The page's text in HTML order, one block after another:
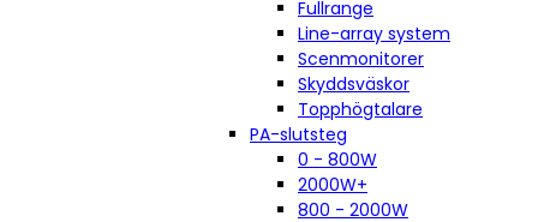
Fullrange
Line-array system
Scenmonitorer
Skyddsväskor
Topphögtalare
PA-slutsteg
0 - 800W
2000W+
800 - 2000W